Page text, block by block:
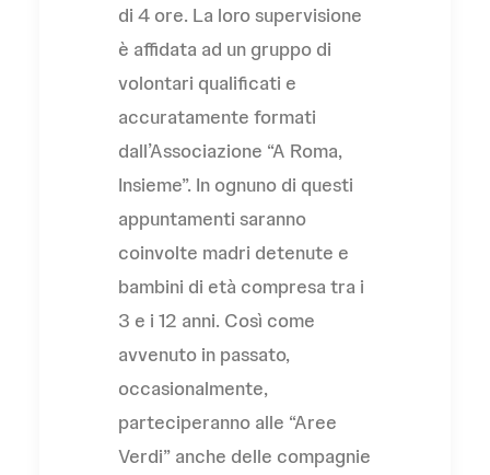
di 4 ore. La loro supervisione
è affidata ad un gruppo di
volontari qualificati e
accuratamente formati
dall’Associazione “A Roma,
Insieme”. In ognuno di questi
appuntamenti saranno
coinvolte madri detenute e
bambini di età compresa tra i
3 e i 12 anni. Così come
avvenuto in passato,
occasionalmente,
parteciperanno alle “Aree
Verdi” anche delle compagnie